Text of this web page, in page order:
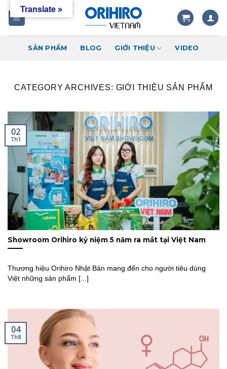
SẢN PHẨM BLOG GIỚI THIỆU VIDEO
CATEGORY ARCHIVES: GIỚI THIỆU SẢN PHẨM
Showroom Orihiro kỷ niệm 5 năm ra mắt tại Việt Nam
Thương hiệu Orihiro Nhật Bản mang đến cho người tiêu dùng
Việt những sản phẩm [...]
02
Th1
04
Th8
Translate »